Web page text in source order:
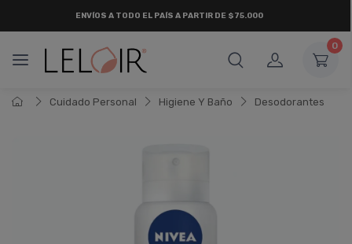
ENVÍOS A TODO EL PAÍS A PARTIR DE $75.000
0
Cuidado Personal Higiene Y Baño Desodorantes